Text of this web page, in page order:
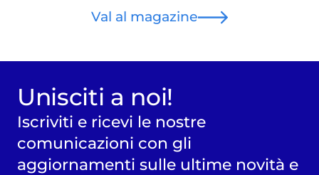
Val al magazine
Unisciti a noi!
Iscriviti e ricevi le nostre
comunicazioni con gli
aggiornamenti sulle ultime novità e